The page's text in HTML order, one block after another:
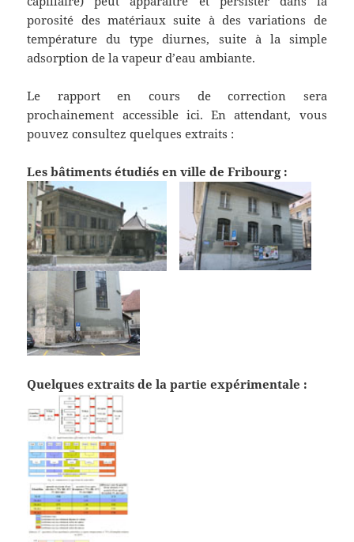
porosité des matériaux suite à des variations de
température du type diurnes, suite à la simple
adsorption de la vapeur d’eau ambiante.
Le rapport en cours de correction sera
prochainement accessible ici. En attendant, vous
pouvez consultez quelques extraits :
Les bâtiments étudiés en ville de Fribourg :
Quelques extraits de la partie expérimentale :